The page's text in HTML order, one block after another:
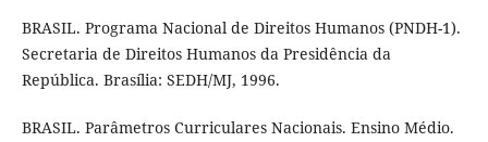
BRASIL. Programa Nacional de Direitos Humanos (PNDH-1).
Secretaria de Direitos Humanos da Presidência da
República. Brasília: SEDH/MJ, 1996.
BRASIL. Parâmetros Curriculares Nacionais. Ensino Médio.